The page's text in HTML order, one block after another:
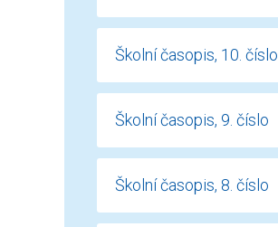
Školní časopis, 10. číslo
Školní časopis, 9. číslo
Školní časopis, 8. číslo